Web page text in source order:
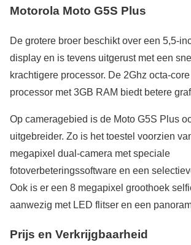
Motorola Moto G5S Plus
De grotere broer beschikt over een 5,5-
display en is tevens uitgerust met een
krachtigere processor. De 2Ghz octa-
processor met 3GB RAM biedt betere
Op cameragebied is de Moto G5S Plus
uitgebreider. Zo is het toestel voorzien
megapixel dual-camera met speciale
fotoverbeteringssoftware en een
Ook is er een 8 megapixel groothoek
aanwezig met LED flitser en een
Prijs en Verkrijgbaarheid